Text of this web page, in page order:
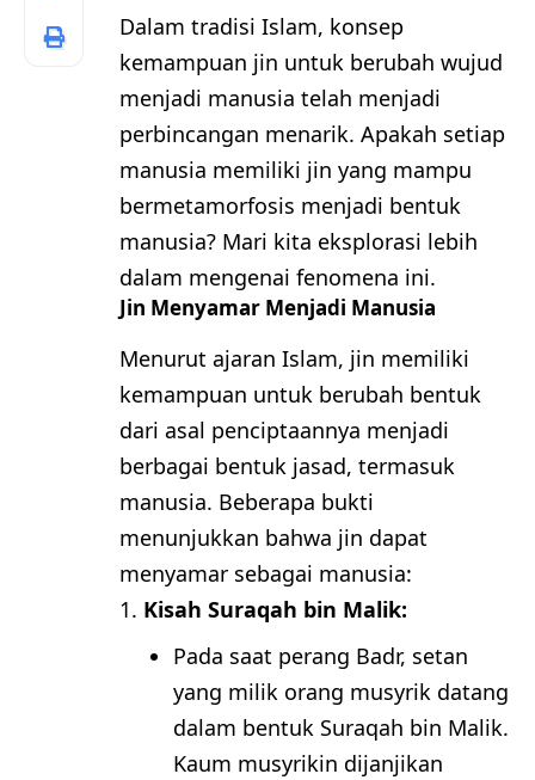
Dalam tradisi Islam, konsep
kemampuan jin untuk berubah wujud
menjadi manusia telah menjadi
perbincangan menarik. Apakah setiap
manusia memiliki jin yang mampu
bermetamorfosis menjadi bentuk
manusia? Mari kita eksplorasi lebih
dalam mengenai fenomena ini.
Jin Menyamar Menjadi Manusia
Menurut ajaran Islam, jin memiliki
kemampuan untuk berubah bentuk
dari asal penciptaannya menjadi
berbagai bentuk jasad, termasuk
manusia. Beberapa bukti
menunjukkan bahwa jin dapat
menyamar sebagai manusia:
Kisah Suraqah bin Malik:
Pada saat perang Badr, setan
yang milik orang musyrik datang
dalam bentuk Suraqah bin Malik.
Kaum musyrikin dijanjikan